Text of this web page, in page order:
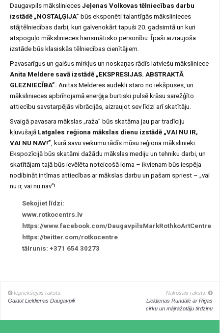
Daugavpils mākslinieces Jeļenas Volkovas tēlniecības darbu
izstādē „NOSTAĻĢIJA” būs eksponēti talantīgās mākslinieces
stājtēlniecības darbi, kuri galvenokārt tapuši 20. gadsimtā un kuri
atspoguļo mākslinieces harismātisko personību. Īpaši aizraujoša
izstāde būs klasiskās tēlniecības cienītājiem.
Pavasarīgus un gaišus mirkļus un noskaņas rādīs latviešu māksliniece
Anita Meldere savā izstādē „EKSPRESIJAS. ABSTRAKTĀ
GLEZNIECĪBA”. Anitas Melderes audekli staro no iekšpuses, un
mākslinieces apbrīnojamā enerģija burtiski pulsē krāsu sarežģīto
attiecību savstarpējās vibrācijās, aizraujot sev līdzi arī skatītāju.
Svaigā pavasara mākslas „raža” būs skatāma jau par tradīciju
kļuvušajā Latgales reģiona mākslas dienu izstādē „VAI NU IR,
VAI NU NAV!”, kurā savu veikumu rādīs mūsu reģiona mākslinieki.
Ekspozīcijā būs skatāmi dažādu mākslas mediju un tehniku darbi, un
skatītājam tajā būs ievēlēta noteicošā loma – ikvienam būs iespēja
nodibināt intīmas attiecības ar mākslas darbu un pašam spriest – „vai
nu ir, vai nu nav”!
Sekojiet līdzi:
www.rotkocentrs.lv
https://www.facebook.com/DaugavpilsMarkRothkoArtCentre
https://twitter.com/rotkocentre
tālrunis: +371 654 30273
Iepriekšējais raksts:
Gaidot Lieldienas Daugavpilī
Nākošais raksts:
Lieldienas Rundālē ar Rīgas
cirku un mājražotāju tirdziņu